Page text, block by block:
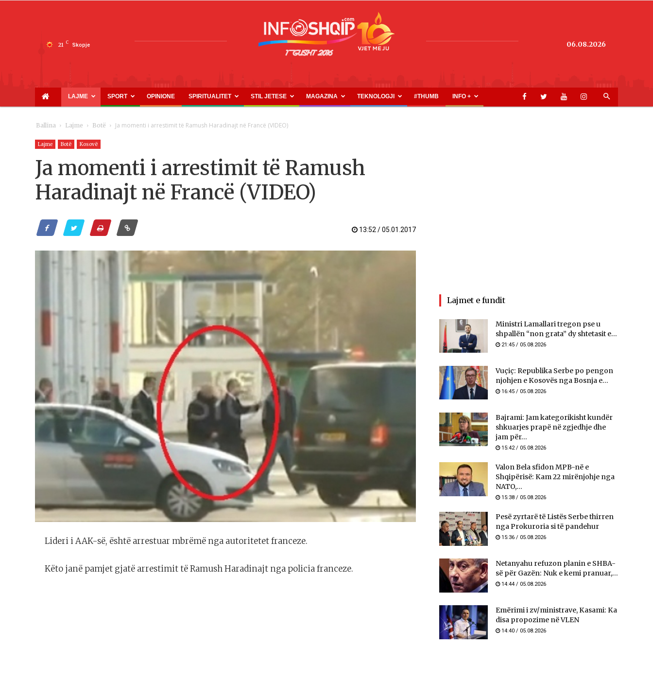
21 C Skopje
INFOSHQIP.COM
06.08.2026
LAJME SPORT OPINIONE SPIRITUALITET STIL JETESE MAGAZINA TEKNOLOGJI #THUMB INFO +
Ballina Lajme Botë Ja momenti i arrestimit të Ramush Haradinajt në Francë (VIDEO)
Lajme Botë Kosovë
Ja momenti i arrestimit të Ramush
Haradinajt në Francë (VIDEO)
13:52 / 05.01.2017
Lideri i AAK-së, është arrestuar mbrëmë nga autoritetet franceze.
Këto janë pamjet gjatë arrestimit të Ramush Haradinajt nga policia franceze.
Lajmet e fundit
Ministri Lamallari tregon pse u
shpallën “non grata” dy shtetasit e...
21:45 / 05.08.2026
Vuçiç: Republika Serbe po pengon
njohjen e Kosovës nga Bosnja e...
16:45 / 05.08.2026
Bajrami: Jam kategorikisht kundër
shkuarjes prapë në zgjedhje dhe
jam për...
15:42 / 05.08.2026
Valon Bela sfidon MPB-në e
Shqipërisë: Kam 22 mirënjohje nga
NATO,...
15:38 / 05.08.2026
Pesë zyrtarë të Listës Serbe thirren
nga Prokuroria si të pandehur
15:36 / 05.08.2026
Netanyahu refuzon planin e SHBA-
së për Gazën: Nuk e kemi pranuar,...
14:44 / 05.08.2026
Emërimi i zv/ministrave, Kasami: Ka
disa propozime në VLEN
14:40 / 05.08.2026